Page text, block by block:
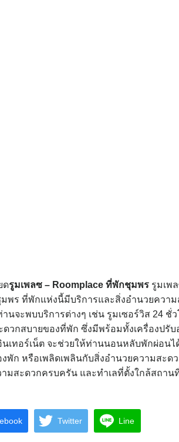
ดรูมเพลซ – Roomplace ที่พักชุมพร รูมเพ
พร ที่พักแห่งนี้มีบริการและสิ่งอำนวยควา
านจะพบบริการต่างๆ เช่น รูมเซอร์วิส 24
วกสบายของที่พัก ซึ่งมีพร้อมทั้งเครื่องปรับ
นเทอร์เน็ต จะช่วยให้ท่านนอนหลับพักผ่อนไ
พัก หรือเพลิดเพลินกับสิ่งอำนวยความสะด
มสะดวกครบครัน และทำเลที่ตั้งใกล้สถา
Twitter Line